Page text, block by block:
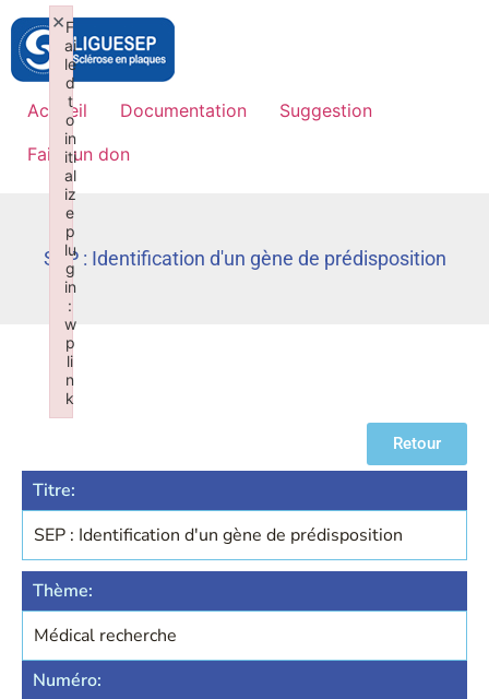
Accueil Documentation
Suggestion
Faire un don
SEP : Identification d'un gène de prédisposition
Retour
Titre:
SEP : Identification d'un gène de prédisposition
Thème:
Médical recherche
Numéro:
F
ai
le
d
t
o
in
iti
al
iz
e
p
lu
g
in
:
w
p
li
n
k
×
Failed to initialize plugin: wplink